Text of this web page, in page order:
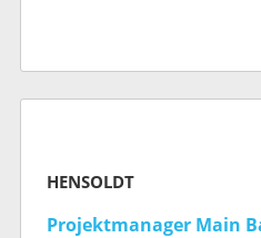
HENSOLDT
Projektmanager Main